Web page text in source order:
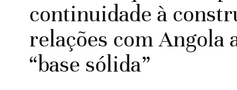
continuidade à
relações com Angola
“base sólida”